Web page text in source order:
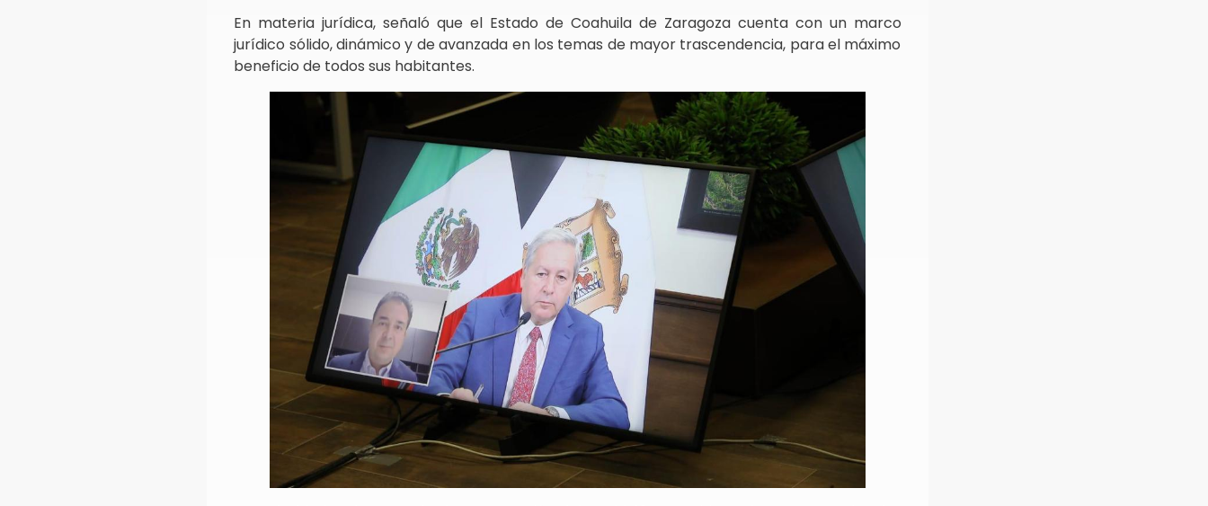
En materia jurídica, señaló que el Estado de Coahuila de Zaragoza cuenta con un marco
jurídico sólido, dinámico y de avanzada en los temas de mayor trascendencia, para el máximo
beneficio de todos sus habitantes.